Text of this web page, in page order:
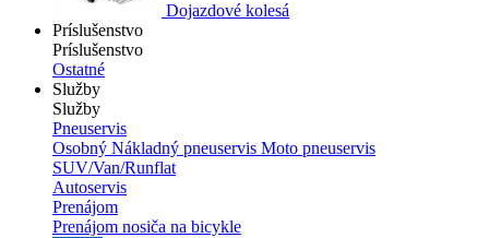
Dojazdové kolesá
Príslušenstvo
Príslušenstvo
Ostatné
Služby
Služby
Pneuservis
Osobný Nákladný pneuservis Moto pneuservis
SUV/Van/Runflat
Autoservis
Prenájom
Prenájom nosiča na bicykle